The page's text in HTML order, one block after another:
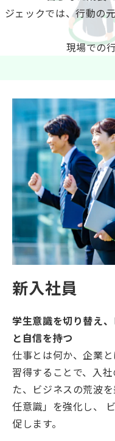
ジェックでは、行動の
現場での
新入社員
学生意識を切り替え
と自信を持つ
仕事とは何か、企業
習得することで、入
た、ビジネスの荒波
任意識」を強化し、
促します。